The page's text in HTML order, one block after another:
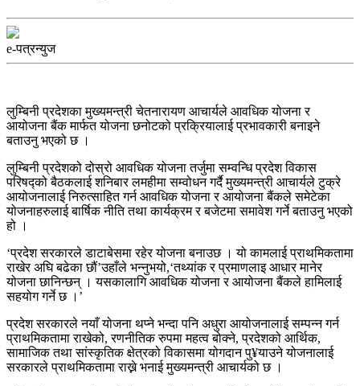
e-पत्रन्युज
लुम्बिनी प्रदेशका मुख्यमन्त्री चेतनारायण आचार्यले आवधिक योजना र
आयोजना बैंक मार्फत योजना छनोटको प्रक्रियालाई प्रभावकारी बनाइने
बताउनु भएको छ ।
लुम्बिनी प्रदेशको दोस्रो आवधिक योजना तर्जुमा सम्वन्धि प्रदेश विकास
परिषद्को बैठकलाई शनिबार लमहीमा सम्वोधन गर्दै मुख्यमन्त्री आचार्यले टुक्रे
आयोजनालाई निरुत्साहित गर्न आवधिक योजना र आयोजना बैंकले समेटेका
योजनाहरुलाई बार्षिक नीति तथा कार्यक्रम र बजेटमा समावेश गर्ने बताउनु भएको
हो ।
‘प्रदेश सरकारले डाटाबेसमा रहेर योजना बनाउछ । यो कामलाई प्राथमिकतामा
राखेर अघि बढेका छौं’उहाँले भन्नुभयो,‘तथ्यांक र प्रमाणलाइ आधार मानेर
योजना छानिन्छन् । यसकालागि आवधिक योजना र आयोजना बैंकले हामिलाई
सहयोग गर्ने छ ।’
प्रदेश सरकारले नयाँ योजना थप्ने भन्दा पनि अधुरा आयोजनालाई सम्पन्न गर्न
प्राथमिकतामा राखेको, रणनीतिक रुपमा महत्व बोक्ने, प्रदेशको आर्थिक,
सामाजिक तथा सांस्कृतिक क्षेत्रको विकासमा योगदान पु¥याउने योजनालाई
सरकारले प्राथमिकतामा राख्ने भनाई मुख्यमन्त्री आचार्यको छ ।